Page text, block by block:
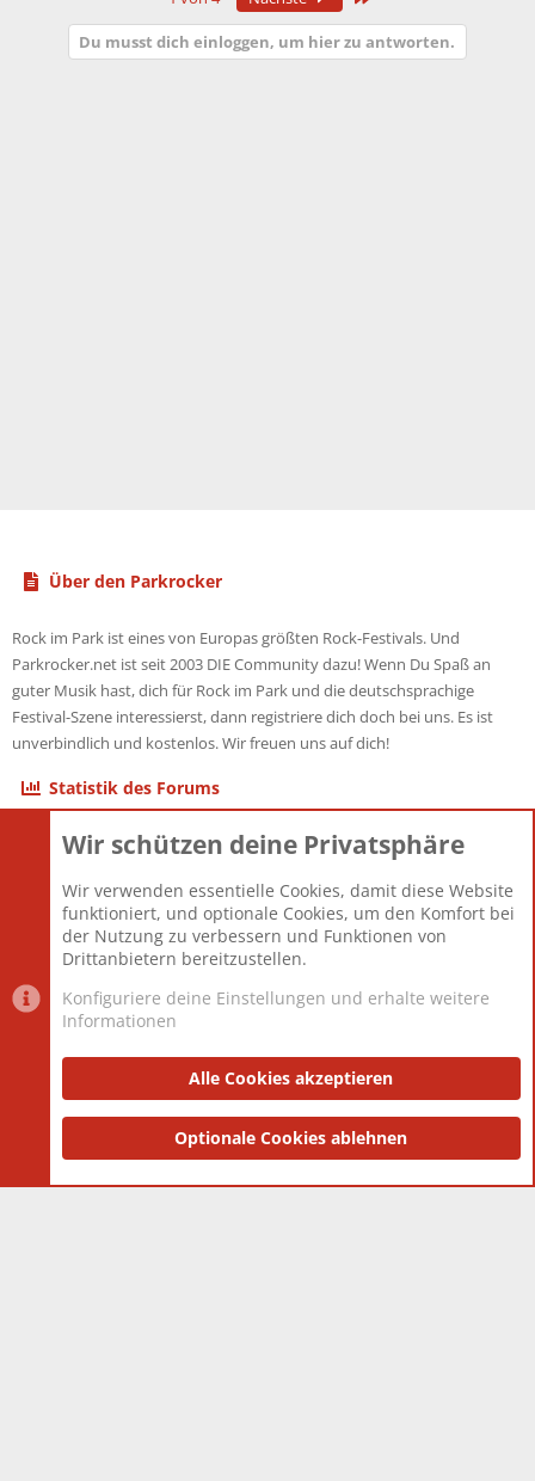
Du musst dich einloggen, um hier zu antworten.
Über den Parkrocker
Rock im Park ist eines von Europas größten Rock-Festivals. Und
Parkrocker.net ist seit 2003 DIE Community dazu! Wenn Du Spaß an
guter Musik hast, dich für Rock im Park und die deutschsprachige
Festival-Szene interessierst, dann registriere dich doch bei uns. Es ist
unverbindlich und kostenlos. Wir freuen uns auf dich!
Statistik des Forums
Themen
Mitglieder
12.427
Neuestes Mitglied
Berlin
Datenschutzerklärung Impressum
Community platform by XenForo® © 2010-2025 XenForo Ltd.
and add-ons by ThemeHouse
Wir schützen deine Privatsphäre
Wir verwenden essentielle Cookies, damit diese Website
funktioniert, und optionale Cookies, um den Komfort bei
der Nutzung zu verbessern und Funktionen von
Drittanbietern bereitzustellen.
Konfiguriere deine Einstellungen und erhalte weitere
Informationen
Alle Cookies akzeptieren
Optionale Cookies ablehnen